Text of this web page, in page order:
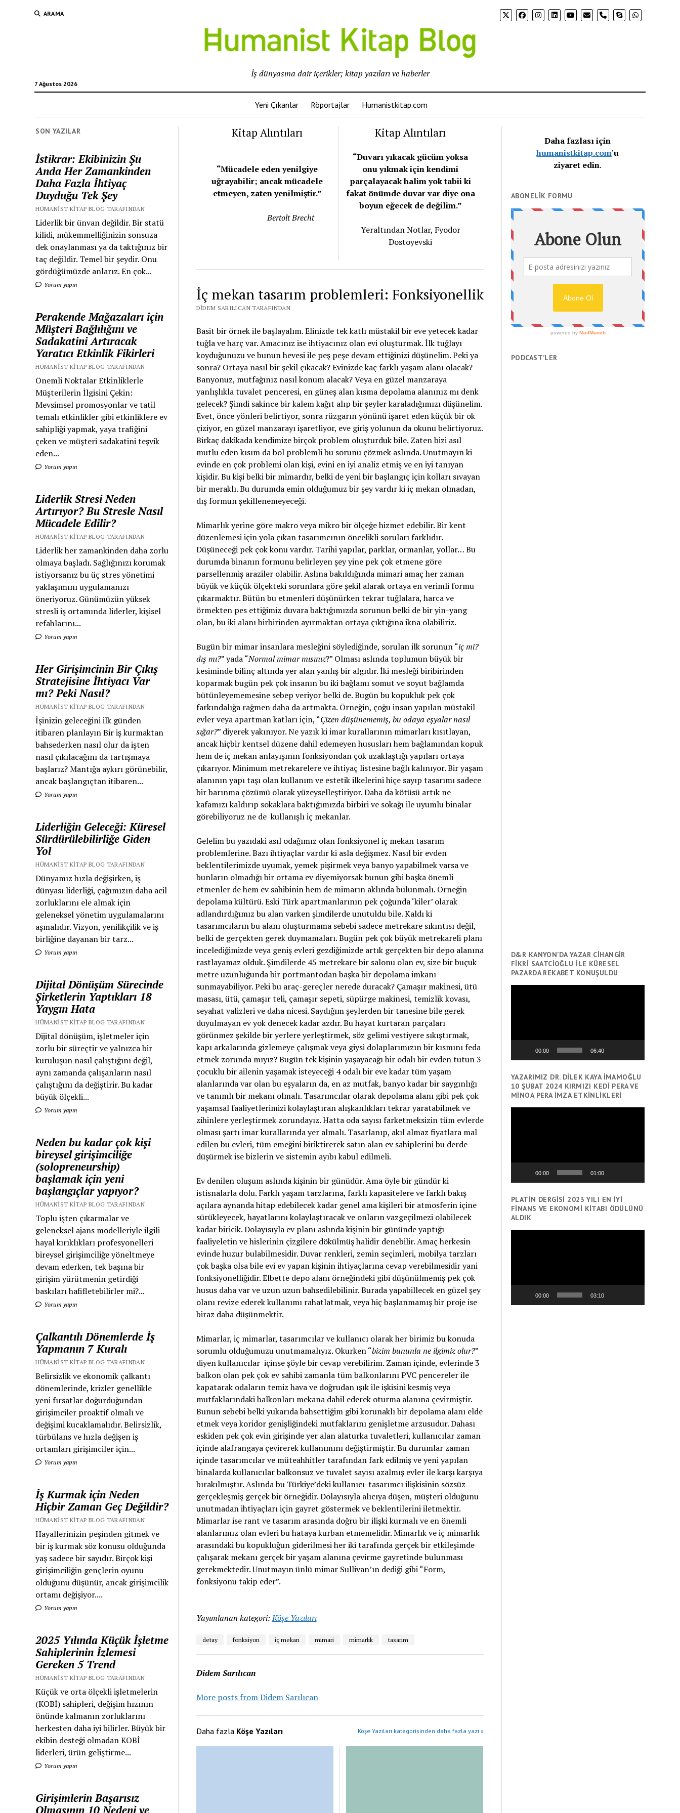
ARAMA phone
7 Ağustos 2026
İş dünyasına dair içerikler; kitap yazıları ve haberler
Yeni Çıkanlar Röportajlar Humanistkitap.com
SON YAZILAR
İstikrar: Ekibinizin Şu
Anda Her Zamankinden
Daha Fazla İhtiyaç
Duyduğu Tek Şey
HÜMANIST KITAP BLOG TARAFINDAN
Liderlik bir ünvan değildir. Bir statü
kilidi, mükemmelliğinizin sonsuza
dek onaylanması ya da taktığınız bir
taç değildir. Temel bir şeydir. Onu
gördüğümüzde anlarız. En çok...
Yorum yapın
Perakende Mağazaları için
Müşteri Bağlılığını ve
Sadakatini Artıracak
Yaratıcı Etkinlik Fikirleri
HÜMANIST KITAP BLOG TARAFINDAN
Önemli Noktalar Etkinliklerle
Müşterilerin İlgisini Çekin:
Mevsimsel promosyonlar ve tatil
temalı etkinlikler gibi etkinliklere ev
sahipliği yapmak, yaya trafiğini
çeken ve müşteri sadakatini teşvik
eden...
Yorum yapın
Liderlik Stresi Neden
Artırıyor? Bu Stresle Nasıl
Mücadele Edilir?
HÜMANIST KITAP BLOG TARAFINDAN
Liderlik her zamankinden daha zorlu
olmaya başladı. Sağlığınızı korumak
istiyorsanız bu üç stres yönetimi
yaklaşımını uygulamanızı
öneriyoruz. Günümüzün yüksek
stresli iş ortamında liderler, kişisel
refahlarını...
Yorum yapın
Her Girişimcinin Bir Çıkış
Stratejisine İhtiyacı Var
mı? Peki Nasıl?
HÜMANIST KITAP BLOG TARAFINDAN
İşinizin geleceğini ilk günden
itibaren planlayın Bir iş kurmaktan
bahsederken nasıl olur da işten
nasıl çıkılacağını da tartışmaya
başlarız? Mantığa aykırı görünebilir,
ancak başlangıçtan itibaren...
Yorum yapın
Liderliğin Geleceği: Küresel
Sürdürülebilirliğe Giden
Yol
HÜMANIST KITAP BLOG TARAFINDAN
Dünyamız hızla değişirken, iş
dünyası liderliği, çağımızın daha acil
zorluklarını ele almak için
geleneksel yönetim uygulamalarını
aşmalıdır. Vizyon, yenilikçilik ve iş
birliğine dayanan bir tarz...
Yorum yapın
Dijital Dönüşüm Sürecinde
Şirketlerin Yaptıkları 18
Yaygın Hata
HÜMANIST KITAP BLOG TARAFINDAN
Dijital dönüşüm, işletmeler için
zorlu bir süreçtir ve yalnızca bir
kuruluşun nasıl çalıştığını değil,
aynı zamanda çalışanların nasıl
çalıştığını da değiştirir. Bu kadar
büyük ölçekli...
Yorum yapın
Neden bu kadar çok kişi
bireysel girişimciliğe
(solopreneurship)
başlamak için yeni
başlangıçlar yapıyor?
HÜMANIST KITAP BLOG TARAFINDAN
Toplu işten çıkarmalar ve
geleneksel ajans modelleriyle ilgili
hayal kırıklıkları profesyonelleri
bireysel girişimciliğe yöneltmeye
devam ederken, tek başına bir
girişim yürütmenin getirdiği
baskıları hafifletebilirler mi?...
Yorum yapın
Çalkantılı Dönemlerde İş
Yapmanın 7 Kuralı
HÜMANIST KITAP BLOG TARAFINDAN
Belirsizlik ve ekonomik çalkantı
dönemlerinde, krizler genellikle
yeni fırsatlar doğurduğundan
girişimciler proaktif olmalı ve
değişimi kucaklamalıdır. Belirsizlik,
türbülans ve hızla değişen iş
ortamları girişimciler için...
Yorum yapın
İş Kurmak için Neden
Hiçbir Zaman Geç Değildir?
HÜMANIST KITAP BLOG TARAFINDAN
Hayallerinizin peşinden gitmek ve
bir iş kurmak söz konusu olduğunda
yaş sadece bir sayıdır. Birçok kişi
girişimciliğin gençlerin oyunu
olduğunu düşünür, ancak girişimcilik
ortamı değişiyor....
Yorum yapın
2025 Yılında Küçük İşletme
Sahiplerinin İzlemesi
Gereken 5 Trend
HÜMANIST KITAP BLOG TARAFINDAN
Küçük ve orta ölçekli işletmelerin
(KOBİ) sahipleri, değişim hızının
önünde kalmanın zorluklarını
herkesten daha iyi bilirler. Büyük bir
ekibin desteği olmadan KOBİ
liderleri, ürün geliştirme...
Yorum yapın
Girişimlerin Başarısız
Olmasının 10 Nedeni ve
Kitap Alıntıları
“Mücadele eden yenilgiye
uğrayabilir; ancak mücadele
etmeyen, zaten yenilmiştir.”
Bertolt Brecht
Kitap Alıntıları
“Duvarı yıkacak gücüm yoksa
onu yıkmak için kendimi
parçalayacak halim yok tabii ki
fakat önümde duvar var diye ona
boyun eğecek de değilim.”
Yeraltından Notlar, Fyodor
Dostoyevski
İç mekan tasarım problemleri: Fonksiyonellik
DIDEM SARILICAN TARAFINDAN
Basit bir örnek ile başlayalım. Elinizde tek katlı müstakil bir eve yetecek kadar
tuğla ve harç var. Amacınız ise ihtiyacınız olan evi oluşturmak. İlk tuğlayı
koyduğunuzu ve bunun hevesi ile peş peşe devam ettiğinizi düşünelim. Peki ya
sonra? Ortaya nasıl bir şekil çıkacak? Evinizde kaç farklı yaşam alanı olacak?
Banyonuz, mutfağınız nasıl konum alacak? Veya en güzel manzaraya
yanlışlıkla tuvalet penceresi, en güneş alan kısma depolama alanınız mı denk
gelecek? Şimdi sakince bir kalem kağıt alıp bir şeyler karaladığımızı düşünelim.
Evet, önce yönleri belirtiyor, sonra rüzgarın yönünü işaret eden küçük bir ok
çiziyor, en güzel manzarayı işaretliyor, eve giriş yolunun da okunu belirtiyoruz.
Birkaç dakikada kendimize birçok problem oluşturduk bile. Zaten bizi asıl
mutlu eden kısım da bol problemli bu sorunu çözmek aslında. Unutmayın ki
evinde en çok problemi olan kişi, evini en iyi analiz etmiş ve en iyi tanıyan
kişidir. Bu kişi belki bir mimardır, belki de yeni bir başlangıç için kolları sıvayan
bir meraklı. Bu durumda emin olduğumuz bir şey vardır ki iç mekan olmadan,
dış formun şekillenemeyeceği.
Mimarlık yerine göre makro veya mikro bir ölçeğe hizmet edebilir. Bir kent
düzenlemesi için yola çıkan tasarımcının öncelikli soruları farklıdır.
Düşüneceği pek çok konu vardır. Tarihi yapılar, parklar, ormanlar, yollar… Bu
durumda binanın formunu belirleyen şey yine pek çok etmene göre
parsellenmiş araziler olabilir. Aslına bakıldığında mimari amaç her zaman
büyük ve küçük ölçekteki sorunlara göre şekil alarak ortaya en verimli formu
çıkarmaktır. Bütün bu etmenleri düşünürken tekrar tuğlalara, harca ve
örmekten pes ettiğimiz duvara baktığımızda sorunun belki de bir yin-yang
olan, bu iki alanı birbirinden ayırmaktan ortaya çıktığına ikna olabiliriz.
Bugün bir mimar insanlara mesleğini söylediğinde, sorulan ilk sorunun “iç mi?
dış mı?” yada “Normal mimar mısınız?” Olması aslında toplumun büyük bir
kesiminde bilinç altında yer alan yanlış bir algıdır. İki mesleği biribirinden
koparmak bugün pek çok insanın bu iki bağlamı somut ve soyut bağlamda
bütünleyememesine sebep veriyor belki de. Bugün bu kopukluk pek çok
farkındalığa rağmen daha da artmakta. Örneğin, çoğu insan yapılan müstakil
evler veya apartman katları için, “Çizen düşünememiş, bu odaya eşyalar nasıl
sığar?” diyerek yakınıyor. Ne yazık ki imar kurallarının mimarları kısıtlayan,
ancak hiçbir kentsel düzene dahil edemeyen hususları hem bağlamından kopuk
hem de iç mekan anlayışının fonksiyondan çok uzaklaştığı yapıları ortaya
çıkarıyor. Minimum metrekarelere ve ihtiyaç listesine bağlı kalınıyor. Bir yaşam
alanının yapı taşı olan kullanım ve estetik ilkelerini hiçe sayıp tasarımı sadece
bir barınma çözümü olarak yüzeyselleştiriyor. Daha da kötüsü artık ne
kafamızı kaldırıp sokaklara baktığımızda birbiri ve sokağı ile uyumlu binalar
görebiliyoruz ne de kullanışlı iç mekanlar.
Gelelim bu yazıdaki asıl odağımız olan fonksiyonel iç mekan tasarım
problemlerine. Bazı ihtiyaçlar vardır ki asla değişmez. Nasıl bir evden
beklentilerimizde uyumak, yemek pişirmek veya banyo yapabilmek varsa ve
bunların olmadığı bir ortama ev diyemiyorsak bunun gibi başka önemli
etmenler de hem ev sahibinin hem de mimarın aklında bulunmalı. Örneğin
depolama kültürü. Eski Türk apartmanlarının pek çoğunda ‘kiler’ olarak
adlandırdığımız bu alan varken şimdilerde unutuldu bile. Kaldı ki
tasarımcıların bu alanı oluşturmama sebebi sadece metrekare sıkıntısı değil,
belki de gerçekten gerek duymamaları. Bugün pek çok büyük metrekareli planı
incelediğimizde veya geniş evleri gezdiğimizde artık gerçekten bir depo alanına
rastlayamaz olduk. Şimdilerde 45 metrekare bir salonu olan ev, size bir buçuk
metre uzunluğunda bir portmantodan başka bir depolama imkanı
sunmayabiliyor. Peki bu araç-gereçler nerede duracak? Çamaşır makinesi, ütü
masası, ütü, çamaşır teli, çamaşır sepeti, süpürge makinesi, temizlik kovası,
seyahat valizleri ve daha nicesi. Saydığım şeylerden bir tanesine bile gerek
duyulmayan ev yok denecek kadar azdır. Bu hayat kurtaran parçaları
görünmez şekilde bir yerlere yerleştirmek, söz gelimi vestiyere sıkıştırmak,
kapı arkalarında gizlemeye çalışmak veya giysi dolaplarımızın bir kısmını feda
etmek zorunda mıyız? Bugün tek kişinin yaşayacağı bir odalı bir evden tutun 3
çocuklu bir ailenin yaşamak isteyeceği 4 odalı bir eve kadar tüm yaşam
alanlarında var olan bu eşyaların da, en az mutfak, banyo kadar bir saygınlığı
ve tanımlı bir mekanı olmalı. Tasarımcılar olarak depolama alanı gibi pek çok
yaşamsal faaliyetlerimizi kolaylaştıran alışkanlıkları tekrar yaratabilmek ve
zihinlere yerleştirmek zorundayız. Hatta oda sayısı farketmeksizin tüm evlerde
olması şartı imar kurallarında yer almalı. Tasarlanıp, akıl almaz fiyatlara mal
edilen bu evleri, tüm emeğini biriktirerek satın alan ev sahiplerini bu derde
düşürmek ise bizlerin ve sistemin ayıbı kabul edilmeli.
Ev denilen oluşum aslında kişinin bir günüdür. Ama öyle bir gündür ki
istisnalarla dolu. Farklı yaşam tarzlarına, farklı kapasitelere ve farklı bakış
açılara aynanda hitap edebilecek kadar genel ama kişileri bir atmosferin içine
sürükleyecek, hayatlarını kolaylaştıracak ve onların vazgeçilmezi olabilecek
kadar biricik. Dolayısıyla ev planı aslında kişinin bir gününde yaptığı
faaliyeletin ve hislerinin çizgilere dökülmüş halidir denebilir. Amaç herkesin
evinde huzur bulabilmesidir. Duvar renkleri, zemin seçimleri, mobilya tarzları
çok başka olsa bile evi ev yapan kişinin ihtiyaçlarına cevap verebilmesidir yani
fonksiyonelliğidir. Elbette depo alanı örneğindeki gibi düşünülmemiş pek çok
husus daha var ve uzun uzun bahsedilebilinir. Burada yapabillecek en güzel şey
olanı revize ederek kullanımı rahatlatmak, veya hiç başlanmamış bir proje ise
biraz daha düşünmektir.
Mimarlar, iç mimarlar, tasarımcılar ve kullanıcı olarak her birimiz bu konuda
sorumlu olduğumuzu unutmamalıyız. Okurken “bizim bununla ne ilgimiz olur?”
diyen kullanıcılar içinse şöyle bir cevap verebilirim. Zaman içinde, evlerinde 3
balkon olan pek çok ev sahibi zamanla tüm balkonlarını PVC pencereler ile
kapatarak odaların temiz hava ve doğrudan ışık ile işkisini kesmiş veya
mutfaklarındaki balkonları mekana dahil ederek oturma alanına çevirmiştir.
Bunun sebebi belki yukarıda bahsettiğim gibi korunaklı bir depolama alanı elde
etmek veya koridor genişliğindeki mutfaklarını genişletme arzusudur. Dahası
eskiden pek çok evin girişinde yer alan alaturka tuvaletleri, kullanıcılar zaman
içinde alafrangaya çevirerek kullanımını değiştirmiştir. Bu durumlar zaman
içinde tasarımcılar ve müteahhitler tarafından fark edilmiş ve yeni yapılan
binalarda kullanıcılar balkonsuz ve tuvalet sayısı azalmış evler ile karşı karşıya
bırakılmıştır. Aslında bu Türkiye’deki kullanıcı-tasarımcı ilişkisinin sözsüz
gerçekleşmiş gerçek bir örneğidir. Dolayısıyla alıcıya düşen, müşteri olduğunu
unutmadan ihtiyaçları için gayret göstermek ve beklentilerini iletmektir.
Mimarlar ise rant ve tasarım arasında doğru bir ilişki kurmalı ve en önemli
alanlarımız olan evleri bu hataya kurban etmemelidir. Mimarlık ve iç mimarlık
arasındaki bu kopukluğun giderilmesi her iki tarafında gerçek bir etkileşimde
çalışarak mekanı gerçek bir yaşam alanına çevirme gayretinde bulunması
gerekmektedir. Unutmayın ünlü mimar Sullivan’ın dediği gibi “Form,
fonksiyonu takip eder”.
Yayımlanan kategori: Köşe Yazıları
detay fonksiyon iç mekan mimari mimarlık tasarım
Didem Sarılıcan
More posts from Didem Sarılıcan
Daha fazla Köşe Yazıları Köşe Yazıları kategorisinden daha fazla yazı »
Daha fazlası için
humanistkitap.com'u
ziyaret edin.
ABONELIK FORMU
PODCAST’LER
D&R KANYON’DA YAZAR CİHANGİR
FİKRİ SAATCİOĞLU İLE KÜRESEL
PAZARDA REKABET KONUŞULDU
00:00 06:40
YAZARIMIZ DR. DILEK KAYA İMAMOĞLU
10 ŞUBAT 2024 KIRMIZI KEDI PERA VE
MINOA PERA İMZA ETKINLIKLERI
00:00 01:00
PLATIN DERGISI 2023 YILI EN İYI
FINANS VE EKONOMI KITABI ÖDÜLÜNÜ
ALDIK
00:00 03:10